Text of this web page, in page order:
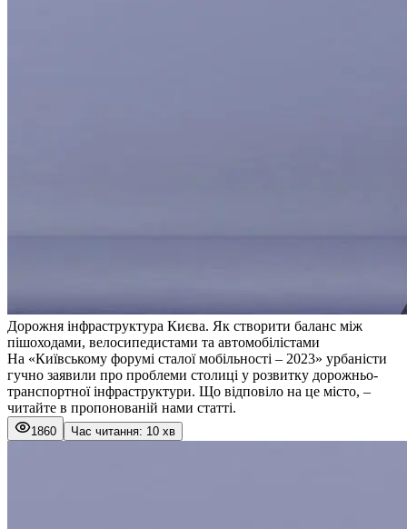
Дорожня інфраструктура Києва. Як створити баланс між
пішоходами, велосипедистами та автомобілістами
На «Київському форумі сталої мобільності – 2023» урбаністи
гучно заявили про проблеми столиці у розвитку дорожньо-
транспортної інфраструктури. Що відповіло на це місто, –
читайте в пропонованій нами статті.
1860 Час читання: 10 хв